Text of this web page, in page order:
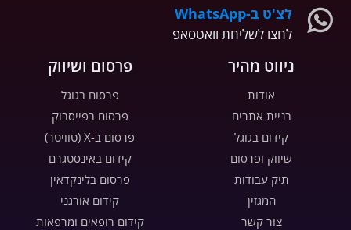
לצ'ט ב-WhatsApp
לחצו לשליחת וואטסאפ
ניווט מהיר
אודות
בניית אתרים
קידום בגוגל
שיווק ופרסום
תיק עבודות
המגזין
צור קשר
פרסום ושיווק
פרסום בגוגל
פרסום בפייסבוק
פרסום ב-X (טוויטר)
קידום באינסטגרם
פרסום בלינקדאין
קידום אורגני
קידום רופאים ומרפאות